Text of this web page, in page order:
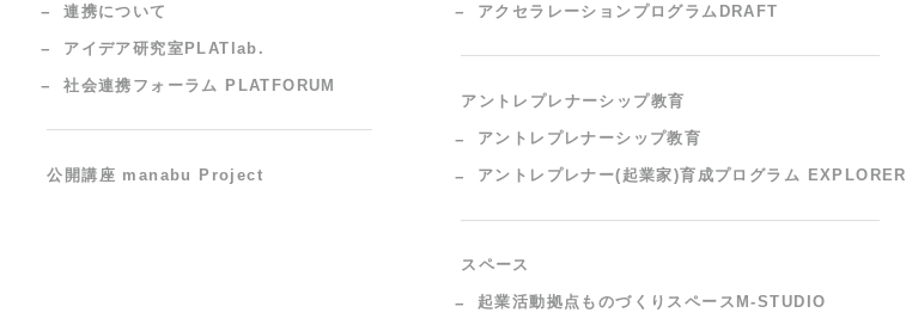
連携について
アイデア研究室PLATlab.
社会連携フォーラム PLATFORUM
公開講座 manabu Project
アクセラレーションプログラム DRAFT
アントレプレナーシップ教育
アントレプレナーシップ教育
アントレプレナー(起業家)育成プログラム EXPLORER
スペース
起業活動拠点ものづくりスペース M-STUDIO